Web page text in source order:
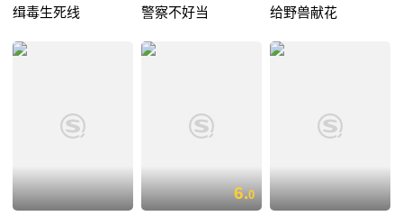
缉毒生死线 警察不好当 给野兽献花
6.0